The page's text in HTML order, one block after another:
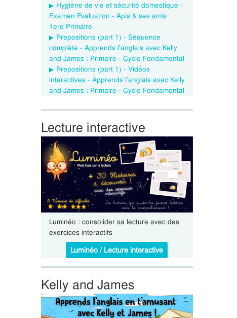
Hygiène de vie et sécurité domestique -
Examen Evaluation - Apis & ses amis :
1ere Primaire
Prepositions (part 1) - Séquence
complète - Apprends l’anglais avec Kelly
and James : Primaire - Cycle Fondamental
Prepositions (part 1) - Vidéos
interactives - Apprends l’anglais avec Kelly
and James : Primaire - Cycle Fondamental
Lecture interactive
Luminéo : consolider sa lecture avec des
exercices interactifs
Luminéo / Lecture interactive
Kelly and James